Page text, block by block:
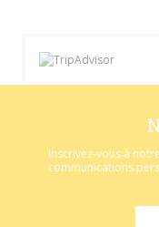
Inscrivez-vous à
communications